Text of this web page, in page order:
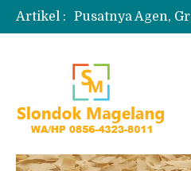
Artikel :
Produksi Slondok
Jual Puyur Koin